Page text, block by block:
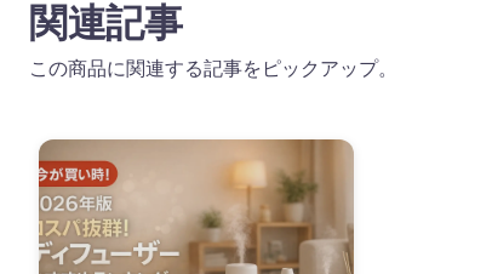
関連記事
この商品に関連する記事をピックアップ。